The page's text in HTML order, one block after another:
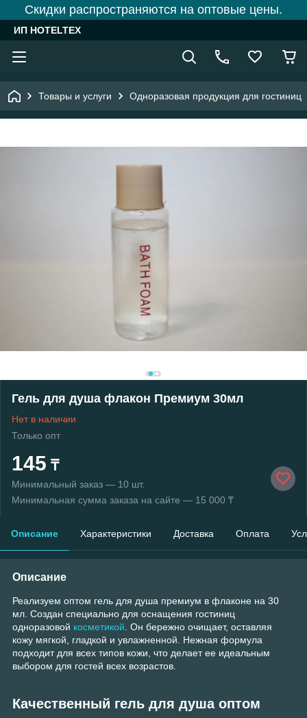
Скидки распространяются на оптовые цены.
ИП HOTELTEX
Товары и услуги Одноразовая продукция для гостиниц
Гель для душа флакон Премиум 30мл
Нет в наличии
Только опт
145 ₸
Минимальный заказ — 10 шт.
Минимальная сумма заказа на сайте — 15 000 ₸
Описание Характеристики Доставка Оплата
Описание
Реализуем оптом гель для душа премиум в флаконе на 30
мл. Создан специально для оснащения гостиниц
одноразовой косметикой . Он бережно очищает, оставляя
кожу мягкой, гладкой и увлажненной. Нежная формула
подходит для всех типов кожи, что делает ее идеальным
выбором для гостей всех возрастов.
Качественный гель для душа оптом